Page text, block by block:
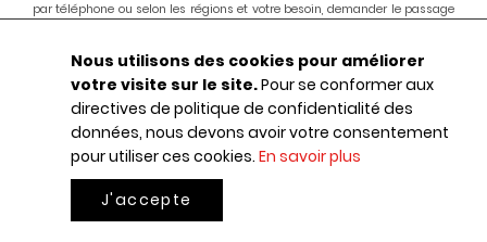
par téléphone ou selon les régions et votre besoin, demander le passage
Machines : Pour la marbrerie de décoration, usinage etpolissage
marbres, granits, bétons, céramiques, dekton :Débiteuses, découpes jet
d'eau, polissage automatique des chants, centres d'usinages 3 et 5 axes,
robot, fil diamant, traitement des boues, aspiration des poussières,
ponçage de sols marbres et granits, équipements portatifs en
pneumatiqueetc... : Une offre globale au service de votre activité.
le conseil, les prix, depuis 1980.
Nous utilisons des cookies pour améliorer
votre visite sur le site.Pour se conformer aux
directives de politique de confidentialité des
données, nous devons avoir votre consentement
pour utiliser ces cookies. En savoir plus
J'accepte